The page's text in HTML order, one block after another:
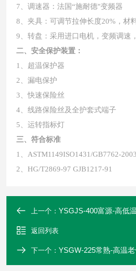
7、调速器：法国“施耐德"变频器
8、夹具：可调节拉伸长度20%，材
9、转盘：采用进口电机，变频调速
二、安全保护装置：
1、超温保护器
2、漏电保护
3、快速保险丝
4、线路保险丝及全护套式端子
5、运转指标灯
三、符合标准
1、ASTM1149ISO1431/GB7762-
2、HG/T2869-97 GJB1217-91
上一个：YSGJS-400富源-高低
返回列表
下一个：YSGW-225常熟-高温